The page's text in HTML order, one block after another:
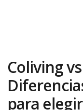
Coliving
para